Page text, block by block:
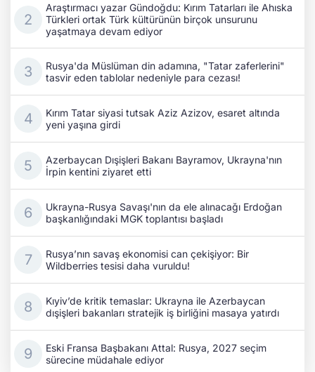
Araştırmacı yazar Gündoğdu: Kırım Tatarları ile Ahıska
Türkleri ortak Türk kültürünün birçok unsurunu
yaşatmaya devam ediyor
Rusya'da Müslüman din adamına, "Tatar zaferlerini"
tasvir eden tablolar nedeniyle para cezası!
Kırım Tatar siyasi tutsak Aziz Azizov, esaret altında
yeni yaşına girdi
Azerbaycan Dışişleri Bakanı Bayramov, Ukrayna'nın
İrpin kentini ziyaret etti
Ukrayna-Rusya Savaşı'nın da ele alınacağı Erdoğan
başkanlığındaki MGK toplantısı başladı
Rusya’nın savaş ekonomisi can çekişiyor: Bir
Wildberries tesisi daha vuruldu!
Kıyiv’de kritik temaslar: Ukrayna ile Azerbaycan
dışişleri bakanları stratejik iş birliğini masaya yatırdı
Eski Fransa Başbakanı Attal: Rusya, 2027 seçim
sürecine müdahale ediyor